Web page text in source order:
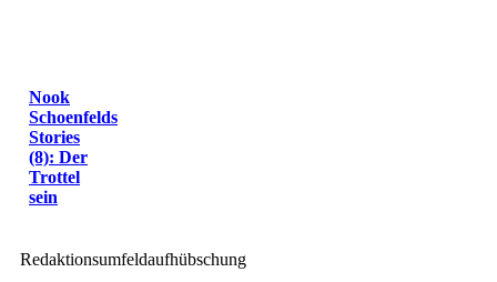
Nook
Schoenfelds
Stories
(8): Der
Trottel
sein
Redaktionsumfeldaufhübschung